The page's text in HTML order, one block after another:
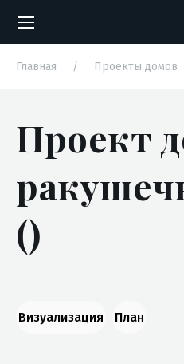
Главная / Проекты домов
Проект
()
Визуализация План
Согласие на
Согласие на